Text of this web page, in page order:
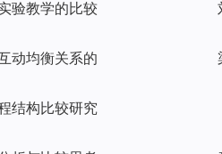
验教学的比较
动均衡关系的
结构比较研究